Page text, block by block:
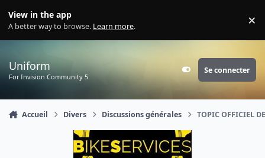
View in the app
A better way to browse. Learn more. ×
Uniform
For Invision Community 5 Customizer
Se connecter
Accueil Divers Discussions générales TOPIC OFFICIEL